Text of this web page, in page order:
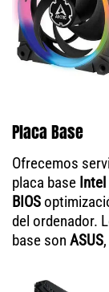
Placa Base
Ofrecemos
placa base Intel
BIOS
del ordenador.
base son ASUS,